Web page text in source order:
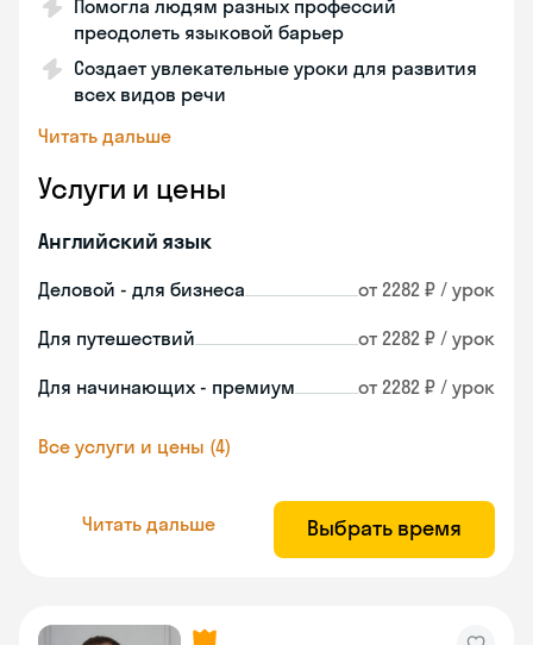
Помогла людям разных профессий
преодолеть языковой барьер
Создает увлекательные уроки для развития
всех видов речи
Читать дальше
Услуги и цены
Английский язык
Деловой - для бизнеса от 2282 ₽ / урок
Для путешествий от 2282 ₽ / урок
Для начинающих - премиум от 2282 ₽ / урок
Все услуги и цены (4)
Читать дальше Выбрать время